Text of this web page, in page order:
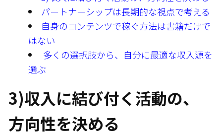
パートナーシップは長期的な視点で考える
自身のコンテンツで稼ぐ方法は書籍だけで
はない
多くの選択肢から、自分に最適な収入源を
選ぶ
3)収入に結び付く活動の、
方向性を決める